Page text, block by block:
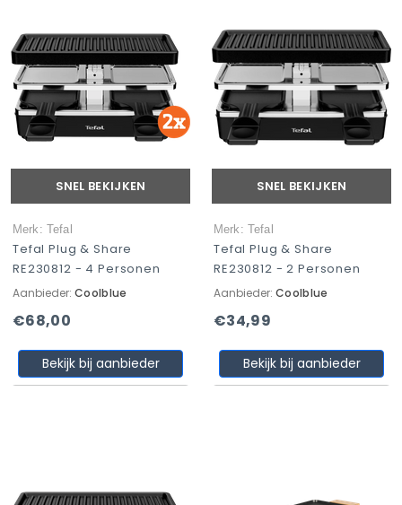
SNEL BEKIJKEN
Merk: Tefal
Tefal Plug & Share
RE230812 - 4 Personen
Aanbieder: Coolblue
€68,00
Bekijk bij aanbieder
SNEL BEKIJKEN
Merk: Tefal
Tefal Plug & Share
RE230812 - 2 Personen
Aanbieder: Coolblue
€34,99
Bekijk bij aanbieder